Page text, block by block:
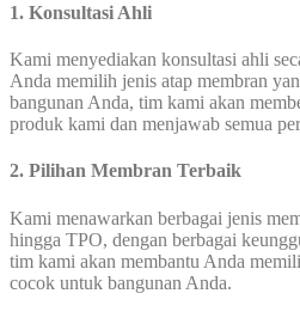
1. Konsultasi Ahli
Kami menyediakan konsultasi ahli
Anda memilih jenis atap membran
bangunan Anda, tim kami akan
produk kami dan menjawab semua
2. Pilihan Membran Terbaik
Kami menawarkan berbagai jenis
hingga TPO, dengan berbagai
tim kami akan membantu Anda
cocok untuk bangunan Anda.